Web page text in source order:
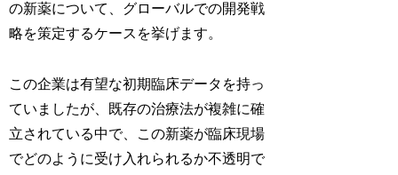
の新薬について、グローバルでの開発戦
略を策定するケースを挙げます。
この企業は有望な初期臨床データを持っ
ていましたが、既存の治療法が複雑に確
立されている中で、この新薬が臨床現場
でどのように受け入れられるか不透明で